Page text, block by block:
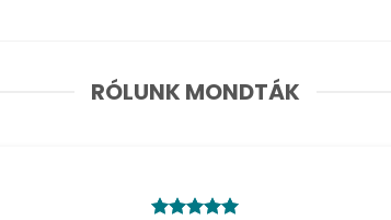
RÓLUNK MONDTÁK